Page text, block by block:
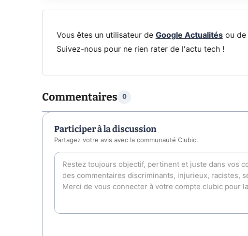
Vous êtes un utilisateur de Google Actualitésou de
Suivez-nous pour ne rien rater de l'actu tech !
Commentaires 0
Participer à la discussion
Partagez votre avis avec la communauté Clubic.